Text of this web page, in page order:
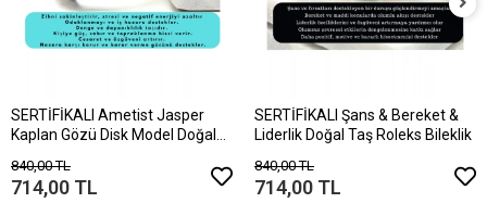
SERTİFİKALI Ametist Jasper
Kaplan Gözü Disk Model Doğal
840,00 TL
714,00 TL
SERTİFİKALI Şans & Bereket &
Liderlik Doğal Taş Roleks Bileklik
840,00 TL
714,00 TL